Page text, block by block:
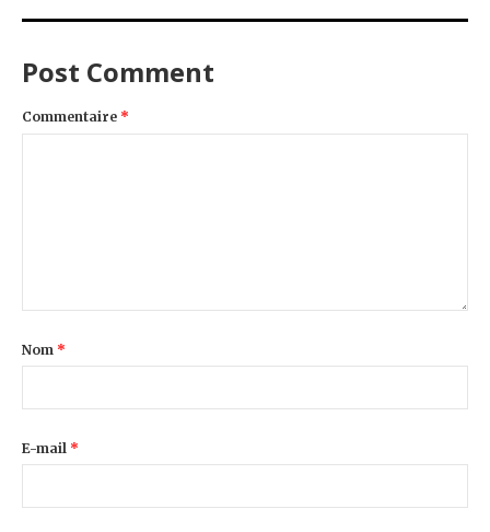
Post Comment
Commentaire *
Nom *
E-mail *